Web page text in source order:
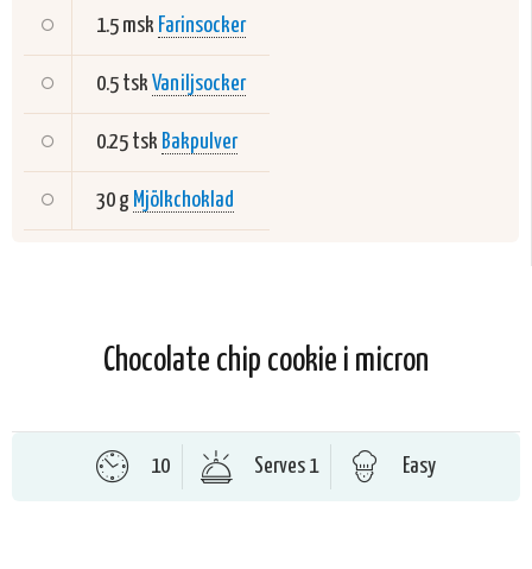
1.5 msk Farinsocker
0.5 tsk Vaniljsocker
0.25 tsk Bakpulver
30 g Mjölkchoklad
Chocolate chip cookie i micron
10 Serves 1 Easy